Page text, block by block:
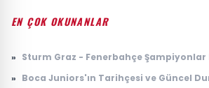
EN ÇOK OKUNANLAR
» Sturm Graz - Fenerbahçe Şampiyonlar
» Boca Juniors'ın Tarihçesi ve Güncel